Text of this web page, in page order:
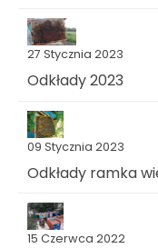
27 Stycznia 2023
Odkłady 2023
09 Stycznia 2023
Odkłady ramka
15 Czerwca 2022